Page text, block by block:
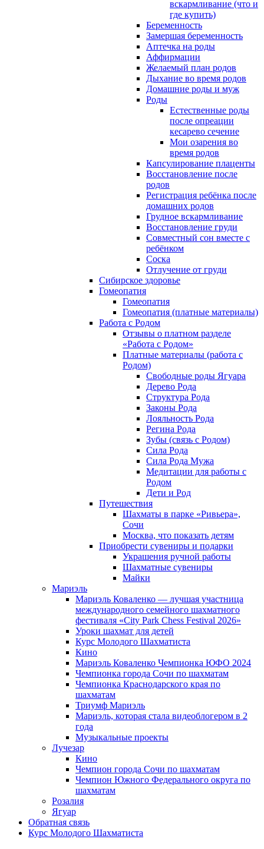
вскармливание (что и
где купить)
Беременность
Замершая беременность
Аптечка на роды
Аффирмации
Желаемый план родов
Дыхание во время родов
Домашние роды и муж
Роды
Естественные роды
после опреации
кесарево сечение
Мои озарения во
время родов
Капсулирование плаценты
Восстановление после
родов
Регистрация ребёнка после
домашних родов
Грудное вскармливание
Восстановление груди
Совместный сон вместе с
ребёнком
Соска
Отлучение от груди
Сибирское здоровье
Гомеопатия
Гомеопатия
Гомеопатия (платные материалы)
Работа с Родом
Отзывы о платном разделе
«Работа с Родом»
Платные материалы (работа с
Родом)
Свободные роды Ягуара
Дерево Рода
Структура Рода
Законы Рода
Лояльность Рода
Регина Рода
Зубы (связь с Родом)
Сила Рода
Сила Рода Мужа
Медитации для работы с
Родом
Дети и Род
Путешествия
Шахматы в парке «Ривьера»,
Сочи
Москва, что показать детям
Приобрести сувениры и подарки
Украшения ручной работы
Шахматные сувениры
Майки
Мариэль
Мариэль Коваленко — лучшая участница
международного семейного шахматного
фестиваля «City Park Chess Festival 2026»
Уроки шахмат для детей
Курс Молодого Шахматиста
Кино
Мариэль Коваленко Чемпионка ЮФО 2024
Чемпионка города Сочи по шахматам
Чемпионка Краснодарского края по
шахматам
Триумф Мариэль
Мариэль, которая стала видеоблогером в 2
года
Музыкальные проекты
Лучезар
Кино
Чемпион города Сочи по шахматам
Чемпион Южного Федерального округа по
шахматам
Розалия
Ягуар
Обратная связь
Курс Молодого Шахматиста